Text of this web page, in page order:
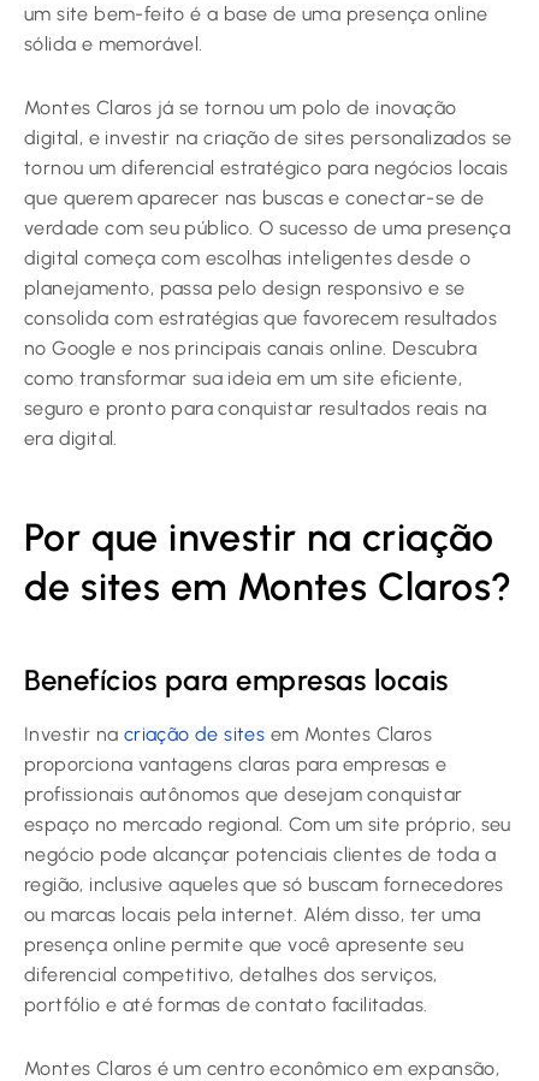
um site bem-feito é a base de uma presença online
sólida e memorável.
Montes Claros já se tornou um polo de inovação
digital, e investir na criação de sites personalizados se
tornou um diferencial estratégico para negócios locais
que querem aparecer nas buscas e conectar-se de
verdade com seu público. O sucesso de uma presença
digital começa com escolhas inteligentes desde o
planejamento, passa pelo design responsivo e se
consolida com estratégias que favorecem resultados
no Google e nos principais canais online. Descubra
como transformar sua ideia em um site eficiente,
seguro e pronto para conquistar resultados reais na
era digital.
Por que investir na criação
de sites em Montes Claros?
Benefícios para empresas locais
Investir na criação de sites em Montes Claros
proporciona vantagens claras para empresas e
profissionais autônomos que desejam conquistar
espaço no mercado regional. Com um site próprio, seu
negócio pode alcançar potenciais clientes de toda a
região, inclusive aqueles que só buscam fornecedores
ou marcas locais pela internet. Além disso, ter uma
presença online permite que você apresente seu
diferencial competitivo, detalhes dos serviços,
portfólio e até formas de contato facilitadas.
Montes Claros é um centro econômico em expansão,